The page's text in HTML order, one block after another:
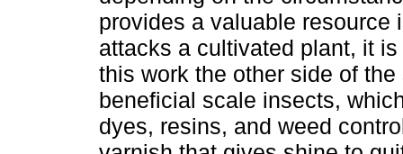
provides a valuable resource
attacks a cultivated plant, it
this work the other side of
beneficial scale insects,
dyes, resins, and weed